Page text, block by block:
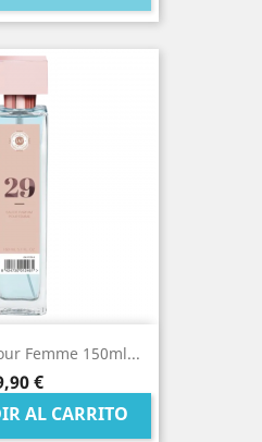
Femme 150ml...
€
AL CARRITO